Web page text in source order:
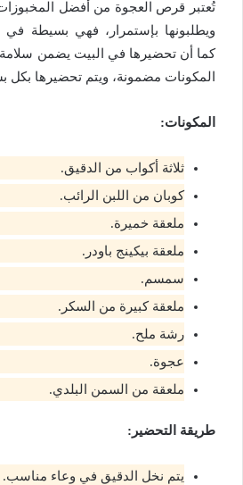
تُعتبر قرص العجوة من أفضل
ويطلبونها بإستمرار، فهي بسيطة في
كما أن تحضيرها في البيت يضمن سلامة
المكونات مضمونة، ويتم تحضيرها بكل
المكونات:
ثلاثة أكواب من الدقيق.
كوبان من اللبن الرائب.
ملعقة خميرة.
ملعقة بيكينج باودر.
سمسم.
ملعقة كبيرة من السكر.
رشة ملح.
عجوة.
ملعقة من السمن البلدي.
طريقة التحضير:
يتم نخل الدقيق في وعاء مناسب.